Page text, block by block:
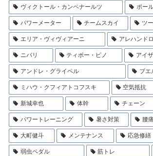
ヴィクトール・カンペナールツ ポー
パワーメーター チームスカイ ツ
エリア・ヴィヴィアーニ アレハンド
ニバリ ティボー・ピノ アイ
アンドレ・グライペル ブエ
ミハウ・クフィアトコフスキ 空気抵抗
新城幸也 体幹 チェーン
パワートレーニング 暑さ対策 腰痛
大町健斗 メンテナンス 応急修繕
弱虫ペダル 筋トレ